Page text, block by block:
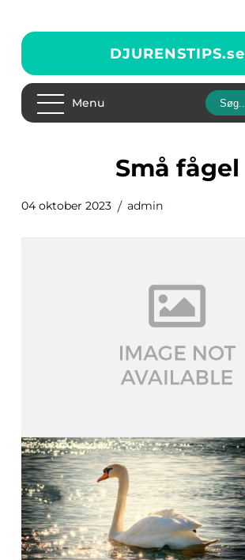
DJURENSTIPS.se
Menu
små fågel
04 oktober 2023 admin